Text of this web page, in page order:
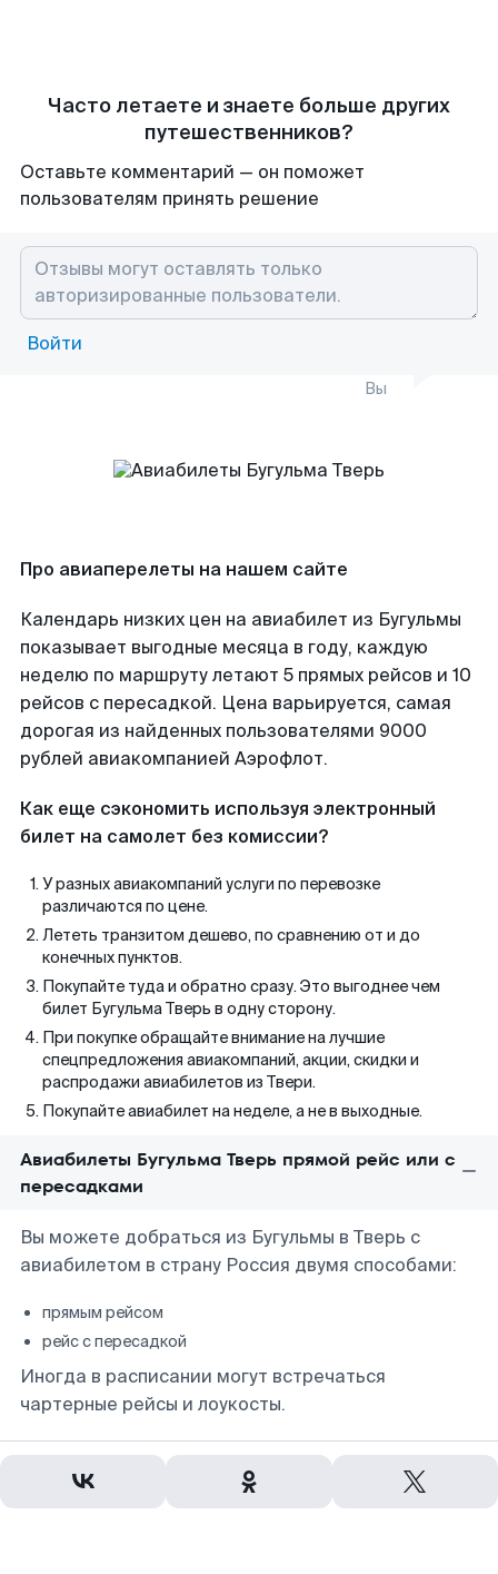
Часто летаете и знаете больше других
путешественников?
Оставьте комментарий — он поможет
пользователям принять решение
Войти
Вы
Про авиаперелеты на нашем сайте
Календарь низких цен на авиабилет из Бугульмы
показывает выгодные месяца в году, каждую
неделю по маршруту летают 5 прямых рейсов и 10
рейсов с пересадкой. Цена варьируется, самая
дорогая из найденных пользователями 9000
рублей авиакомпанией Аэрофлот.
Как еще сэкономить используя электронный
билет на самолет без комиссии?
У разных авиакомпаний услуги по перевозке
различаются по цене.
Лететь транзитом дешево, по сравнению от и до
конечных пунктов.
Покупайте туда и обратно сразу. Это выгоднее чем
билет Бугульма Тверь в одну сторону.
При покупке обращайте внимание на лучшие
спецпредложения авиакомпаний, акции, скидки и
распродажи авиабилетов из Твери.
Покупайте авиабилет на неделе, а не в выходные.
Авиабилеты Бугульма Тверь прямой рейс или с
пересадками
Вы можете добраться из Бугульмы в Тверь с
авиабилетом в страну Россия двумя способами:
прямым рейсом
рейс с пересадкой
Иногда в расписании могут встречаться
чартерные рейсы и лоукосты.